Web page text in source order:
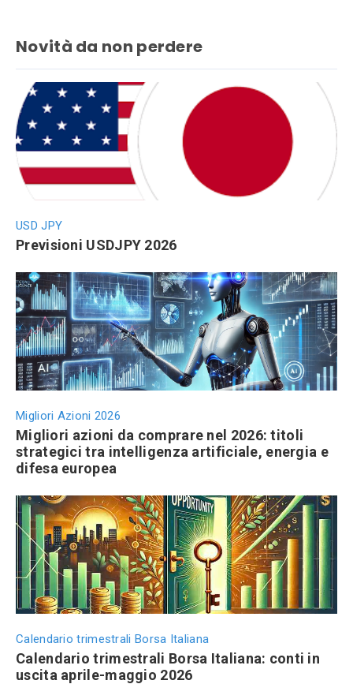
Novità da non perdere
USD JPY
Previsioni USDJPY 2026
Migliori Azioni 2026
Migliori azioni da comprare nel 2026: titoli
strategici tra intelligenza artificiale, energia e
difesa europea
Calendario trimestrali Borsa Italiana
Calendario trimestrali Borsa Italiana: conti in
uscita aprile-maggio 2026